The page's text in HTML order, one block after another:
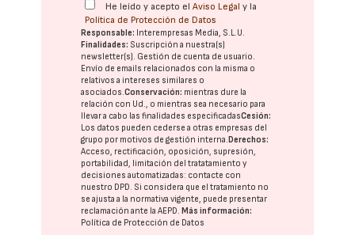
He leído y acepto elAviso Legal y la
Política de Protección de Datos
Responsable: Interempresas Media, S.L.U.
Finalidades: Suscripción a nuestra(s)
newsletter(s). Gestión de cuenta de usuario.
Envío de emails relacionados con la misma o
relativos a intereses similares o
asociados.Conservación: mientras dure la
relación con Ud., o mientras sea necesario para
llevar a cabo las finalidades especificadasCesión:
Los datos pueden cederse a otras empresas del
grupo por motivos de gestión interna. Derechos:
Acceso, rectificación, oposición, supresión,
portabilidad, limitación del tratatamiento y
decisiones automatizadas: contacte con
nuestro DPD. Si considera que el tratamiento no
se ajusta a la normativa vigente, puede presentar
reclamación ante laAEPD. Más información:
Política de Protección de Datos